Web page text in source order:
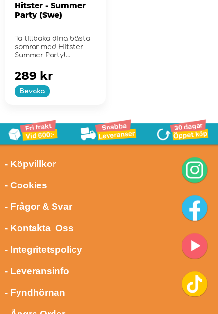
Hitster - Summer
Party (Swe)
Ta tillbaka dina bästa
somrar med Hitster
Summer Party!
Bevaka
289 kr
- Köpvillkor
- Cookies
- Frågor & Svar
- Kontakta Oss
- Integritetspolicy
- Leveransinfo
- Fyndhörnan